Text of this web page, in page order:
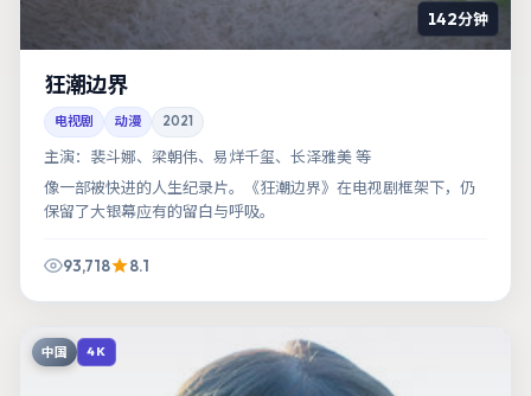
142分钟
狂潮边界
电视剧 动漫 2021
主演： 裴斗娜、梁朝伟、易烊千玺、长泽雅美 等
像一部被快进的人生纪录片。《狂潮边界》在电视剧框架下，仍
保留了大银幕应有的留白与呼吸。
93,718 8.1
中国 4K